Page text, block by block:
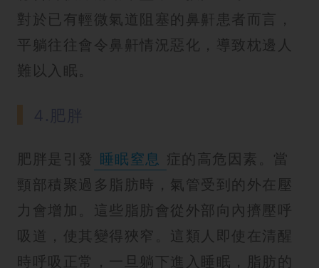
對於已有輕微氣道阻塞的鼻鼾患者而言，
平躺往往會令鼻鼾情況惡化，導致枕邊人
難以入眠。
肥胖是引發 睡眠窒息 症的高危因素。當
頸部積聚過多脂肪時，氣管受到的外在壓
力會增加。這些脂肪會從外部向內擠壓呼
吸道，使其變得狹窄。這類人即使在清醒
時呼吸正常，一旦躺下進入睡眠，脂肪的